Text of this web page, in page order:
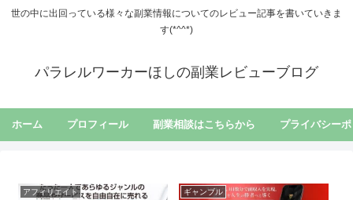
世の中に出回っている様々な副業情報についてのレビュー記事を書いていきま
す(*^^*)
パラレルワーカーほしの副業レビューブログ
ホーム プロフィール 副業相談はこちらから プライバシー
アフィリエイト ギャンブル